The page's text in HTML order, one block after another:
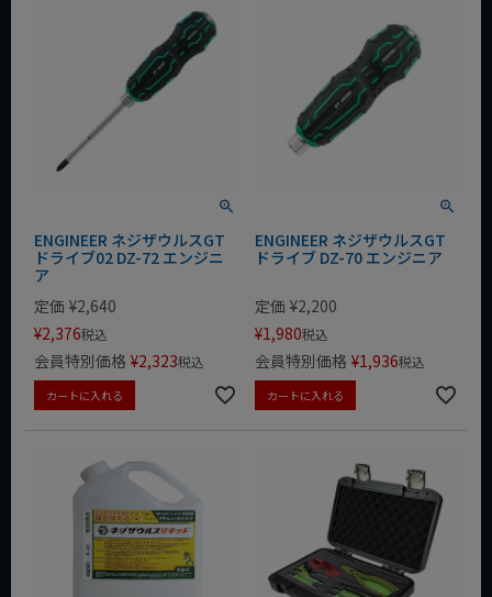
ENGINEER ネジザウルスGT
ドライブ02 DZ-72 エンジニ
ア
定価 ¥2,640
¥2,376税込
会員特別価格 ¥2,323税込
カートに入れる
ENGINEER ネジザウルスGT
ドライブ DZ-70 エンジニア
定価 ¥2,200
¥1,980税込
会員特別価格 ¥1,936税込
カートに入れる